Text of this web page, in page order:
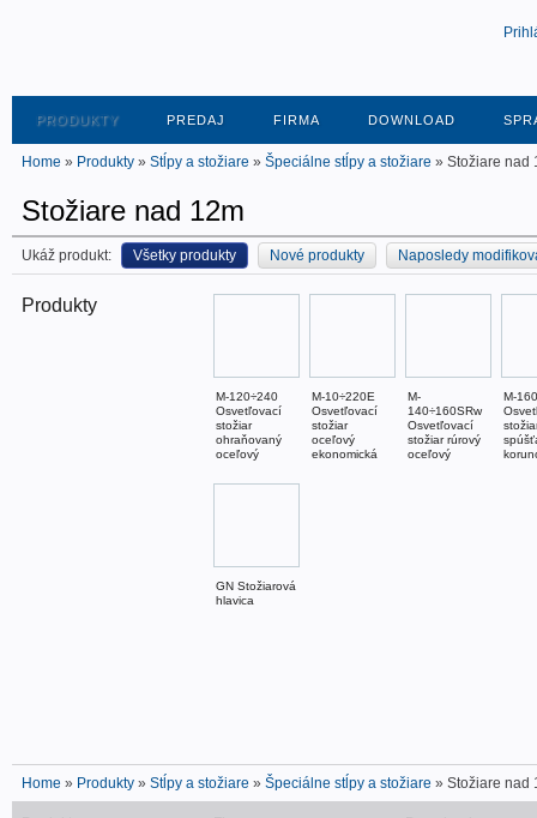
PRODUKTY PREDAJ FIRMA DOWNLOAD
Home » Produkty » Stĺpy a stožiare » Špeciálne stĺpy a stožiare » Stožiare nad
Stožiare nad 12m
Ukáž produkt: Všetky produkty Nové produkty Naposledy
Produkty
M-120÷240
Osvetľovací
stožiar
ohraňovaný
oceľový
M-10÷220E
Osvetľovací
stožiar
oceľový
ekonomická
M-
140÷160SRw
Osvetľovací
stožiar rúrový
oceľový
M-
GN Stožiarová
hlavica
Home » Produkty » Stĺpy a stožiare » Špeciálne stĺpy a stožiare » Stožiare nad